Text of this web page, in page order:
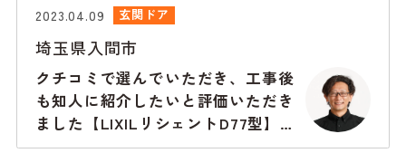
2023.04.09 玄関ドア
埼玉県入間市
クチコミで選んでいただき、工事後
も知人に紹介したいと評価いただき
ました【LIXILリシェントD77型】入
間市の事例